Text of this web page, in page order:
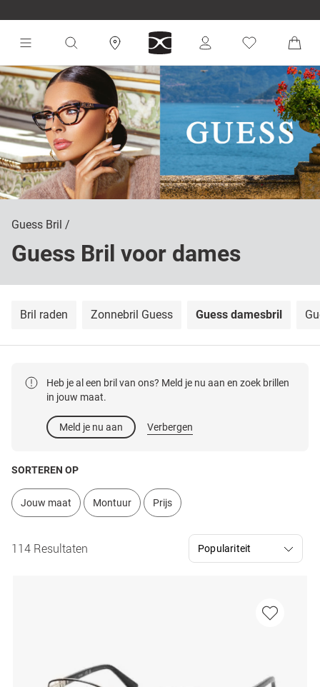
Guess Bril
Guess Bril voor dames
Bril raden Zonnebril Guess Guess damesbril
Heb je al een bril van ons? Meld je nu aan en zoek brillen
in jouw maat.
Meld je nu aan Verbergen
SORTEREN OP
Jouw maat Montuur Prijs
114 Resultaten